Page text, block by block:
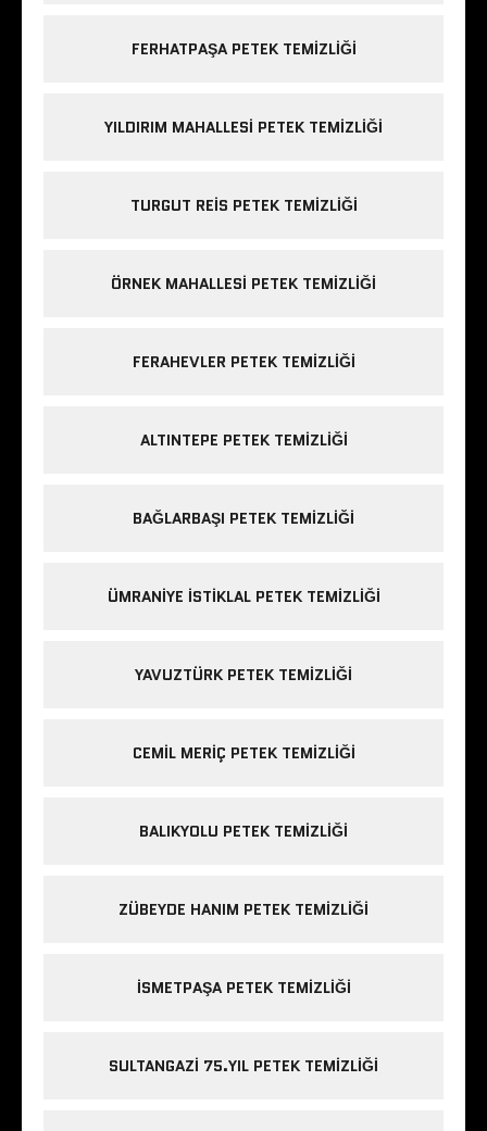
FERHATPAŞA PETEK TEMIZLIĞI
YILDIRIM MAHALLESI PETEK TEMIZLIĞI
TURGUT REIS PETEK TEMIZLIĞI
ÖRNEK MAHALLESI PETEK TEMIZLIĞI
FERAHEVLER PETEK TEMIZLIĞI
ALTINTEPE PETEK TEMIZLIĞI
BAĞLARBAŞI PETEK TEMIZLIĞI
ÜMRANIYE ISTIKLAL PETEK TEMIZLIĞI
YAVUZTÜRK PETEK TEMIZLIĞI
CEMIL MERIÇ PETEK TEMIZLIĞI
BALIKYOLU PETEK TEMIZLIĞI
ZÜBEYDE HANIM PETEK TEMIZLIĞI
ISMETPAŞA PETEK TEMIZLIĞI
SULTANGAZI 75.YIL PETEK TEMIZLIĞI